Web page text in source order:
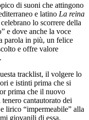
di suoni che attingono
e latino La reina
lo scorrere della
e dove anche la voce
parola in più, un felice
e offre valore
tracklist, il volgere lo
e istinti prima che si
prima che il nuovo
cantautorato dei
lirico “impermeabile” alla
giovanili di essa.